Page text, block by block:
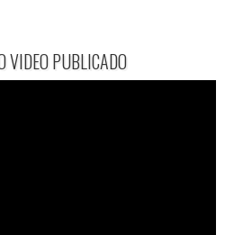
VIDEO PUBLICADO